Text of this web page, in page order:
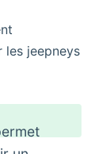
les jeepneys